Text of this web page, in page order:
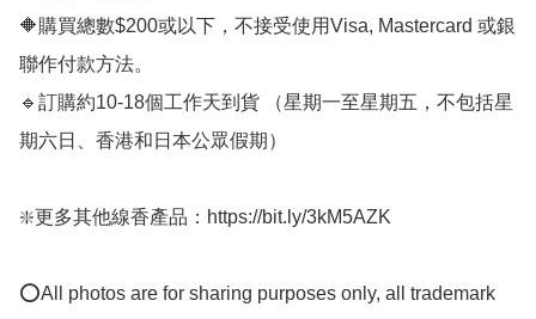
🔶購買總數$200或以下，不接受使用Visa, Mastercard 或銀
聯作付款方法。
🔹訂購約10-18個工作天到貨 （星期一至星期五，不包括星
期六日、香港和日本公眾假期）
❇️更多其他線香產品：https://bit.ly/3kM5AZK
⭕All photos are for sharing purposes only, all trademark